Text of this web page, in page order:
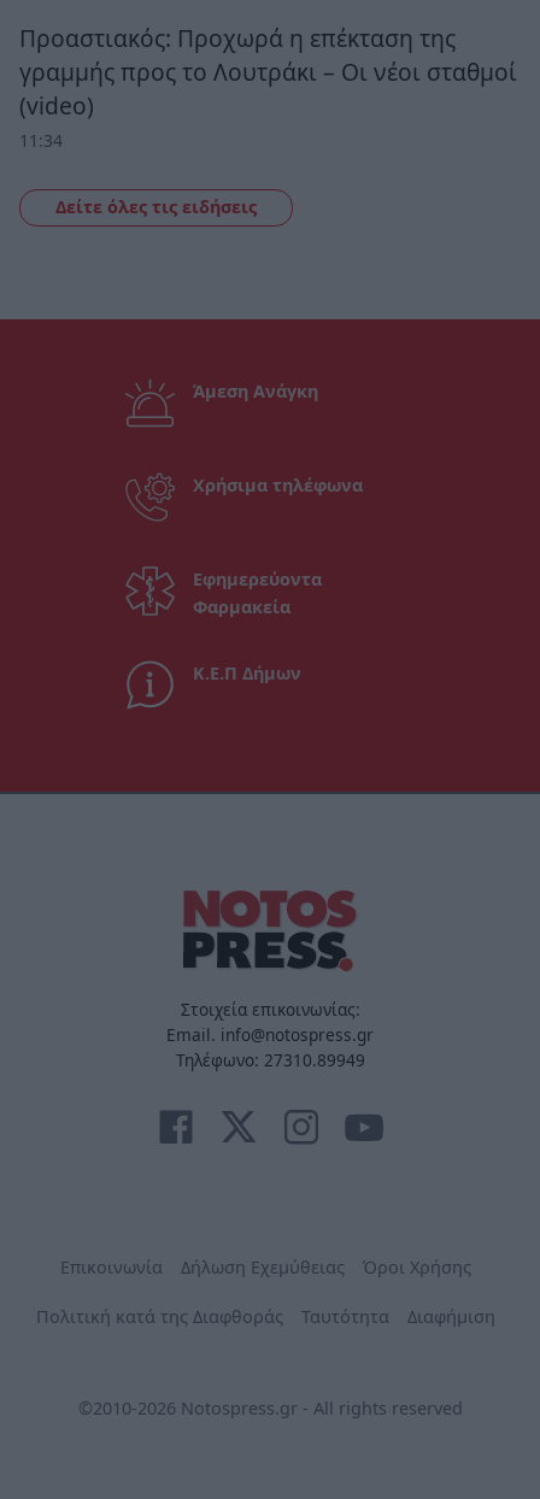
Προαστιακός: Προχωρά η επέκταση της
γραμμής προς το Λουτράκι – Οι νέοι σταθμοί
(video)
11:34
Δείτε όλες τις ειδήσεις
Άμεση Ανάγκη
Χρήσιμα τηλέφωνα
Εφημερεύοντα
Φαρμακεία
Κ.Ε.Π Δήμων
Στοιχεία επικοινωνίας:
Email. info@notospress.gr
Τηλέφωνο: 27310.89949
Επικοινωνία Δήλωση Εχεμύθειας Όροι Χρήσης
Πολιτική κατά της Διαφθοράς Ταυτότητα Διαφήμιση
©2010-2026 Notospress.gr - All rights reserved